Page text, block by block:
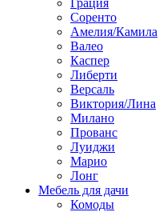
Грация
Соренто
Амелия/Камила
Валео
Каспер
Либерти
Версаль
Виктория/Лина
Милано
Прованс
Луиджи
Марио
Лонг
Мебель для дачи
Комоды